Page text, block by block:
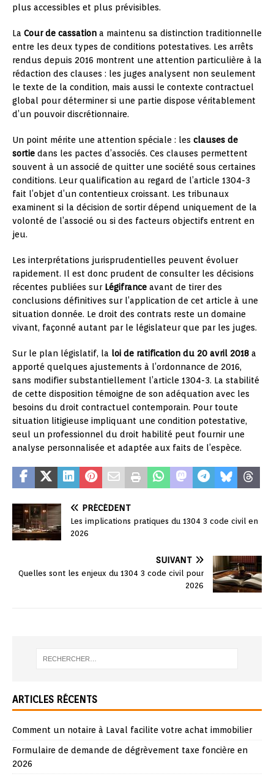
plus accessibles et plus prévisibles.
La Cour de cassation a maintenu sa distinction traditionnelle
entre les deux types de conditions potestatives. Les arrêts
rendus depuis 2016 montrent une attention particulière à la
rédaction des clauses : les juges analysent non seulement
le texte de la condition, mais aussi le contexte contractuel
global pour déterminer si une partie dispose véritablement
d’un pouvoir discrétionnaire.
Un point mérite une attention spéciale : les clauses de
sortie dans les pactes d’associés. Ces clauses permettent
souvent à un associé de quitter une société sous certaines
conditions. Leur qualification au regard de l’article 1304-3
fait l’objet d’un contentieux croissant. Les tribunaux
examinent si la décision de sortir dépend uniquement de la
volonté de l’associé ou si des facteurs objectifs entrent en
jeu.
Les interprétations jurisprudentielles peuvent évoluer
rapidement. Il est donc prudent de consulter les décisions
récentes publiées sur Légifrance avant de tirer des
conclusions définitives sur l’application de cet article à une
situation donnée. Le droit des contrats reste un domaine
vivant, façonné autant par le législateur que par les juges.
Sur le plan législatif, la loi de ratification du 20 avril 2018 a
apporté quelques ajustements à l’ordonnance de 2016,
sans modifier substantiellement l’article 1304-3. La stabilité
de cette disposition témoigne de son adéquation avec les
besoins du droit contractuel contemporain. Pour toute
situation litigieuse impliquant une condition potestative,
seul un professionnel du droit habilité peut fournir une
analyse personnalisée et adaptée aux faits de l’espèce.
PRÉCÉDENT
Les implications pratiques du 1304 3 code civil en
2026
SUIVANT
Quelles sont les enjeux du 1304 3 code civil pour
2026
ARTICLES RÉCENTS
Comment un notaire à Laval facilite votre achat immobilier
Formulaire de demande de dégrèvement taxe foncière en
2026